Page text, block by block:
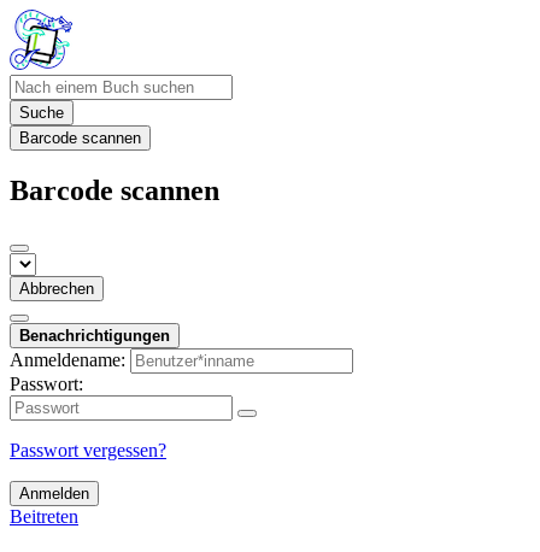
Suche
Barcode scannen
Barcode scannen
Abbrechen
Benachrichtigungen
Anmeldename:
Passwort:
Passwort vergessen?
Anmelden
Beitreten